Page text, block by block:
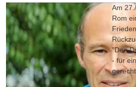
Am
Rom
"Den
- für